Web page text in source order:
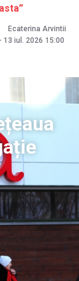
asta”
Ecaterina Arvintii
- 13 iul. 2026 15:00